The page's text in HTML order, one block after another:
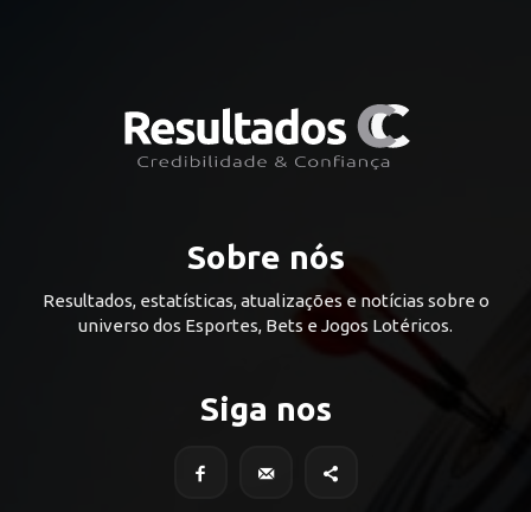
Sobre nós
Resultados, estatísticas, atualizações e notícias sobre o
universo dos Esportes, Bets e Jogos Lotéricos.
Siga nos